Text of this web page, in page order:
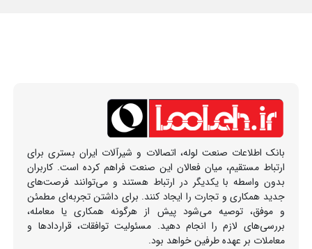
بانک اطلاعات صنعت لوله، اتصالات و شیرآلات ایران بستری برای
ارتباط مستقیم، میان فعالان این صنعت فراهم کرده است. کاربران
بدون واسطه با یکدیگر در ارتباط هستند و می‌توانند فرصت‌های
جدید همکاری و تجارت را ایجاد کنند. برای داشتن تجربه‌ای مطمئن
و موفق، توصیه می‌شود پیش از هرگونه همکاری یا معامله،
بررسی‌های لازم را انجام دهید. مسئولیت توافقات، قراردادها و
معاملات بر عهده طرفین خواهد بود.